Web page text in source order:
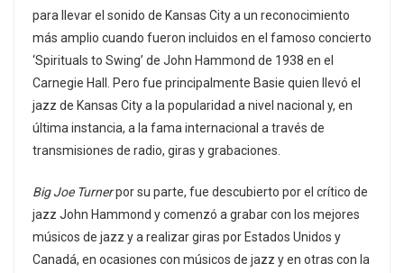
para llevar el sonido de Kansas City a un reconocimiento
más amplio cuando fueron incluidos en el famoso concierto
‘Spirituals to Swing’ de John Hammond de 1938 en el
Carnegie Hall. Pero fue principalmente Basie quien llevó el
jazz de Kansas City a la popularidad a nivel nacional y, en
última instancia, a la fama internacional a través de
transmisiones de radio, giras y grabaciones.
Big Joe Turnerpor su parte, fue descubierto por el crítico de
jazz John Hammond y comenzó a grabar con los mejores
músicos de jazz y a realizar giras por Estados Unidos y
Canadá, en ocasiones con músicos de jazz y en otras con la